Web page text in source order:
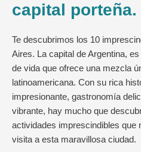
capital porteña.
Te descubrimos los 10
Aires. La capital de Argentina,
de vida que ofrece una mezcla
latinoamericana. Con su rica
impresionante, gastronomía
vibrante, hay mucho que
actividades imprescindibles que
visita a esta maravillosa ciudad.